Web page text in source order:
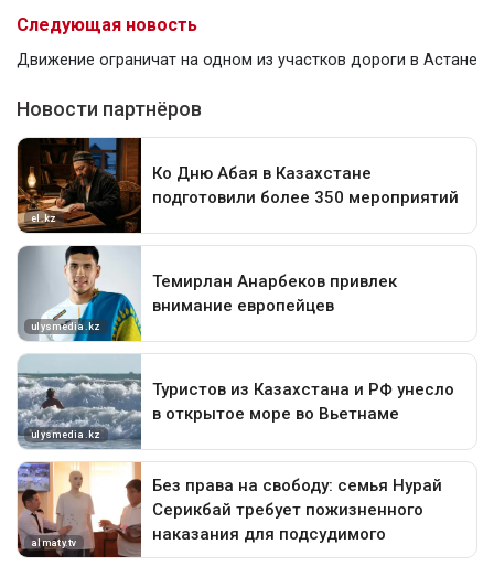
Следующая новость
Движение ограничат на одном из участков дороги в Астане